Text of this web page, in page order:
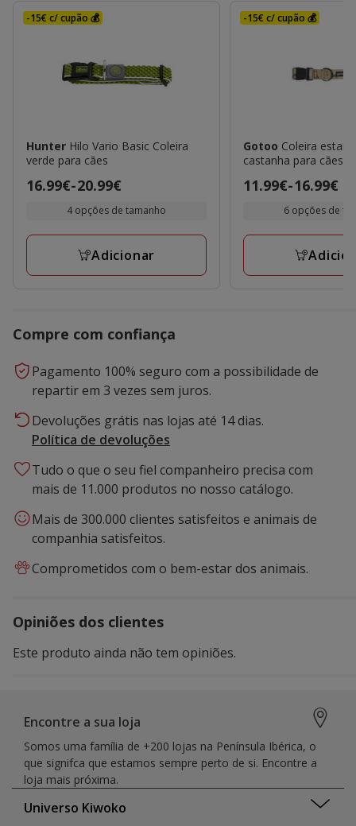
-15€ c/ cupão 💰
Hunter Hilo Vario Basic Coleira
verde para cães
Preço
a
16.99€-20.99€
4 opções de tamanho
Adicionar
-15€ c/ cupão 💰
Gotoo Coleira
castanha para cães
Preço
a
11.99€-16.99€
6 opções de
Compre com confiança
Pagamento 100% seguro com a possibilidade de
repartir em 3 vezes sem juros.
Devoluções grátis nas lojas até 14 dias.
Política de devoluções
Tudo o que o seu fiel companheiro precisa com
mais de 11.000 produtos no nosso catálogo.
Mais de 300.000 clientes satisfeitos e animais de
companhia satisfeitos.
Comprometidos com o bem-estar dos animais.
Opiniões dos clientes
Este produto ainda não tem opiniões.
Encontre a sua loja
Somos uma família de +200 lojas na Península Ibérica, o
que signifca que estamos sempre perto de si. Encontre a
loja mais próxima.
Universo Kiwoko